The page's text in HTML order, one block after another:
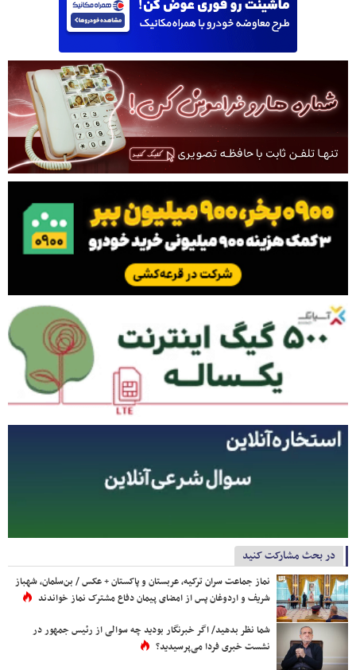
در بحث مشارکت کنید
نماز جماعت سران ترکیه، عربستان و پاکستان + عکس / بن‌سلمان، شهباز
شریف و اردوغان پس از امضای پیمان دفاع مشترک نماز خواندند
شما نظر بدهید/ اگر خبرنگار بودید چه سوالی از رئیس جمهور در
نشست خبری فردا می‌پرسیدید؟